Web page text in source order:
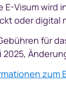
E-Visum wird
oder digital
für
2025,
zum